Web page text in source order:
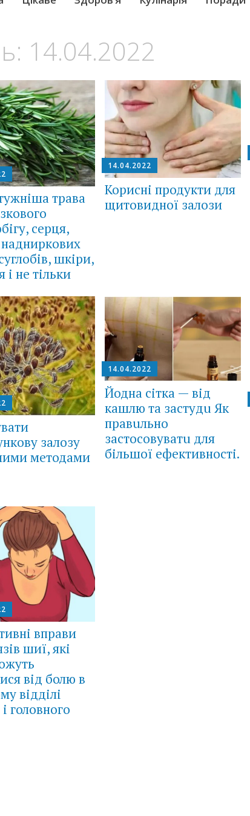
14.04.2022
трава
серця,
шкіри,
і не тільки
14.04.2022
Корисні продукти для
щитовидної залози
залозу
методами
14.04.2022
Йодна сітка — від
кашлю та застудu Як
правuльно
застосовуватu для
більшої ефективності.
вправи
шиї, які
від болю в
відділі
головного